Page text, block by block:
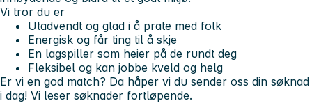
Vi tror du er
Utadvendt og glad i å prate med folk
Energisk og får ting til å skje
En lagspiller som heier på de rundt deg
Fleksibel og kan jobbe kveld og helg
Er vi en god match? Da håper vi du sender oss din søknad
i dag! Vi leser søknader fortløpende.